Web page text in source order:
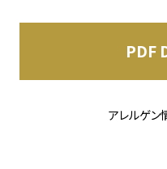
PDF
アレルゲン